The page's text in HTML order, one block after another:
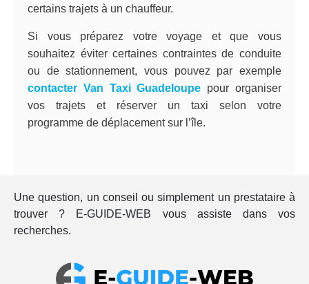
certains trajets à un chauffeur.
Si vous préparez votre voyage et que vous
souhaitez éviter certaines contraintes de conduite
ou de stationnement, vous pouvez par exemple
contacter Van Taxi Guadeloupe pour organiser
vos trajets et réserver un taxi selon votre
programme de déplacement sur l’île.
Une question, un conseil ou simplement un prestataire à
trouver ? E-GUIDE-WEB vous assiste dans vos
recherches.